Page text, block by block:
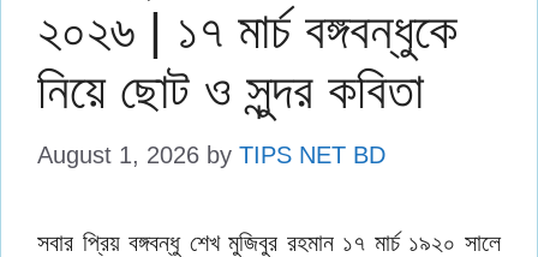
২০২৬ | ১৭ মার্চ বঙ্গবন্ধুকে
নিয়ে ছোট ও সুন্দর কবিতা
August 1, 2026 by TIPS NET BD
সবার প্রিয় বঙ্গবন্ধু শেখ মুজিবুর রহমান ১৭ মার্চ ১৯২০ সালে